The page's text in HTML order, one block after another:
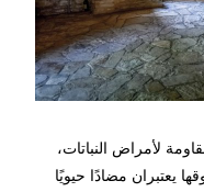
لأمراض النباتات،
يعتبران مضادًا حيويًا